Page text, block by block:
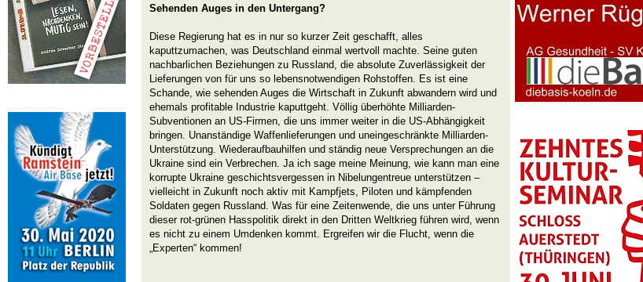
Sehenden Auges in den Untergang?
Diese Regierung hat es in nur so kurzer Zeit geschafft, alles
kaputtzumachen, was Deutschland einmal wertvoll machte. Seine guten
nachbarlichen Beziehungen zu Russland, die absolute Zuverlässigkeit der
Lieferungen von für uns so lebensnotwendigen Rohstoffen. Es ist eine
Schande, wie sehenden Auges die Wirtschaft in Zukunft abwandern wird und
ehemals profitable Industrie kaputtgeht. Völlig überhöhte Milliarden-
Subventionen an US-Firmen, die uns immer weiter in die US-Abhängigkeit
bringen. Unanständige Waffenlieferungen und uneingeschränkte Milliarden-
Unterstützung. Wiederaufbauhilfen und ständig neue Versprechungen an die
Ukraine sind ein Verbrechen. Ja ich sage meine Meinung, wie kann man eine
korrupte Ukraine geschichtsvergessen in Nibelungentreue unterstützen –
vielleicht in Zukunft noch aktiv mit Kampfjets, Piloten und kämpfenden
Soldaten gegen Russland. Was für eine Zeitenwende, die uns unter Führung
dieser rot-grünen Hasspolitik direkt in den Dritten Weltkrieg führen wird, wenn
es nicht zu einem Umdenken kommt. Ergreifen wir die Flucht, wenn die
„Experten“ kommen!